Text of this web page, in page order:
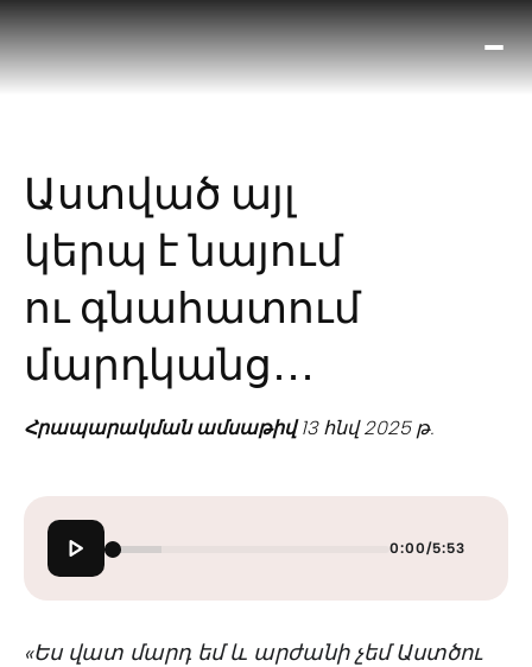
Աստված այլ
կերպ է նայում
ու գնահատում
մարդկանց․․․
Հրապարակման ամսաթիվ13 հնվ 2025 թ.
0:00/5:53
«Ես վատ մարդ եմ և արժանի չեմ Աստծու